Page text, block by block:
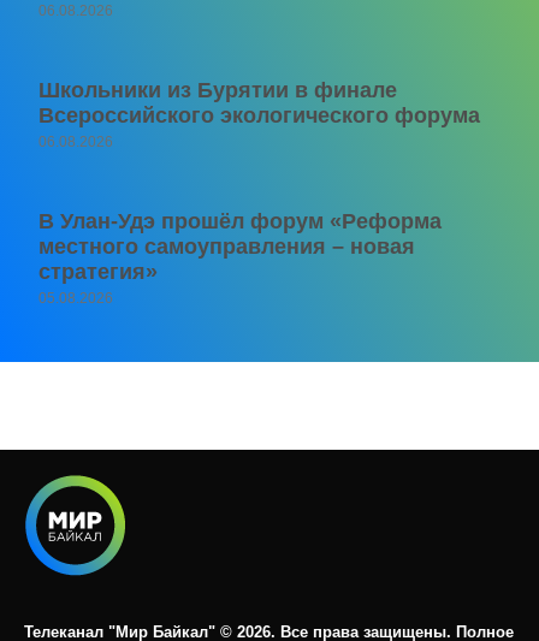
06.08.2026
Школьники из Бурятии в финале
Всероссийского экологического форума
06.08.2026
В Улан-Удэ прошёл форум «Реформа
местного самоуправления – новая
стратегия»
05.08.2026
Телеканал "Мир Байкал" © 2026. Все права защищены. Полное